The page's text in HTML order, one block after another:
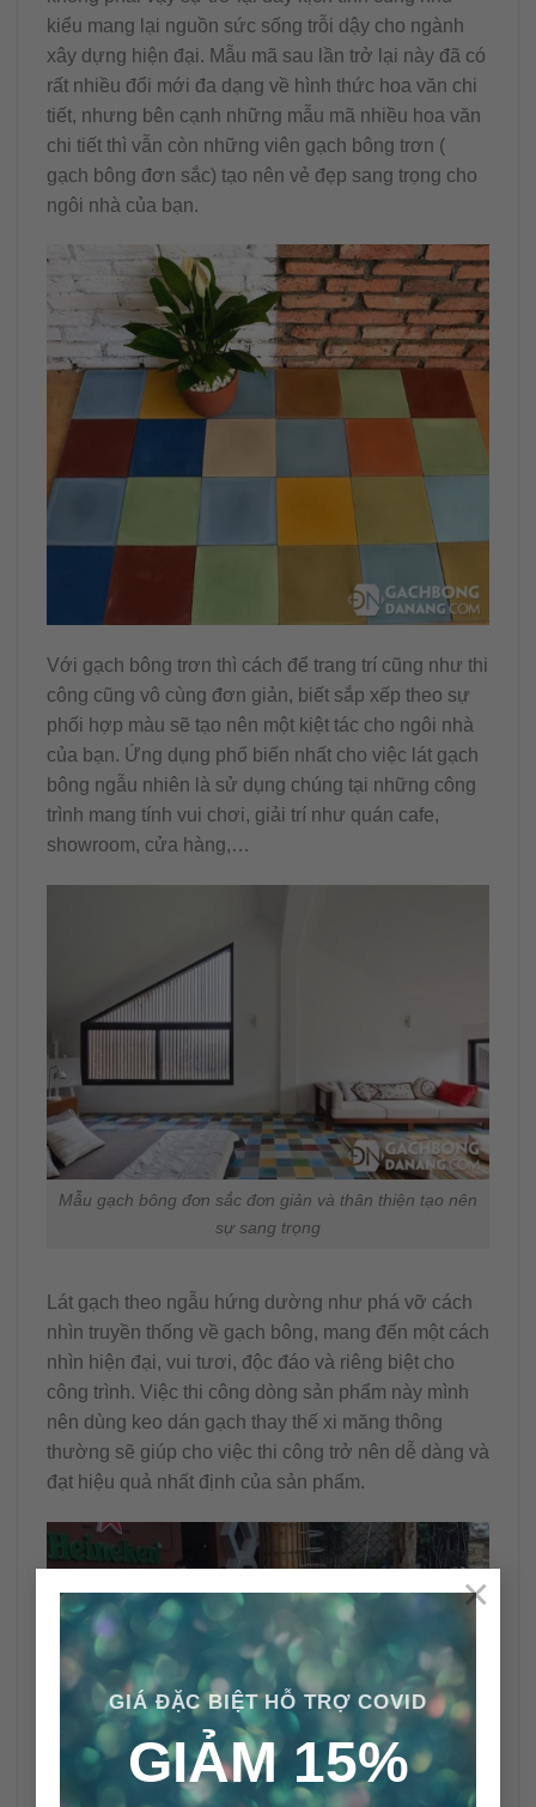
GIÁ ĐẶC BIỆT HỖ TRỢ COVID
GIẢM 15%
×
kiểu mang lại nguồn sức sống trỗi dậy cho ngành
xây dựng hiện đại. Mẫu mã sau lần trở lại này đã có
rất nhiều đổi mới đa dạng về hình thức hoa văn chi
tiết, nhưng bên cạnh những mẫu mã nhiều hoa văn
chi tiết thì vẫn còn những viên gạch bông trơn (
gạch bông đơn sắc) tạo nên vẻ đẹp sang trọng cho
ngôi nhà của bạn.
Với gạch bông trơn thì cách để trang trí cũng như thi
công cũng vô cùng đơn giản, biết sắp xếp theo sự
phối hợp màu sẽ tạo nên một kiệt tác cho ngôi nhà
của bạn. Ứng dụng phổ biến nhất cho việc lát gạch
bông ngẫu nhiên là sử dụng chúng tại những công
trình mang tính vui chơi, giải trí như quán cafe,
showroom, cửa hàng,…
Mẫu gạch bông đơn sắc đơn giản và thân thiện tạo nên
sự sang trọng
Lát gạch theo ngẫu hứng dường như phá vỡ cách
nhìn truyền thống về gạch bông, mang đến một cách
nhìn hiện đại, vui tươi, độc đáo và riêng biệt cho
công trình. Việc thi công dòng sản phẩm này mình
nên dùng keo dán gạch thay thế xi măng thông
thường sẽ giúp cho việc thi công trở nên dễ dàng và
đạt hiệu quả nhất định của sản phẩm.